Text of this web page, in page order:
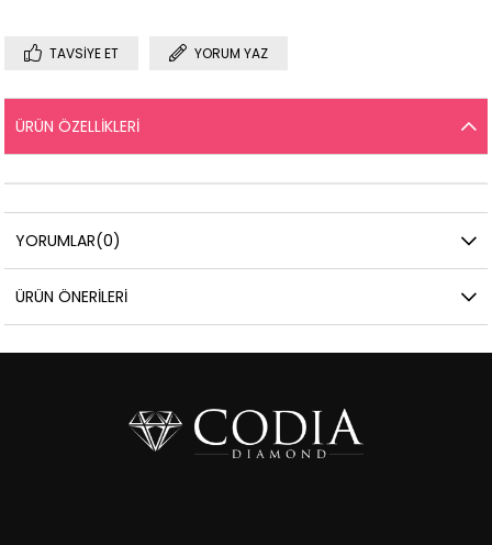
TAVSIYE ET YORUM YAZ
ÜRÜN ÖZELLIKLERI
YORUMLAR(0)
ÜRÜN ÖNERILERI